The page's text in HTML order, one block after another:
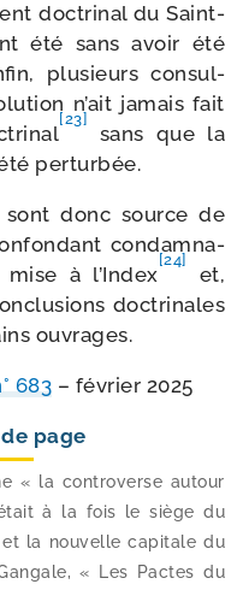
doc­tri­nal du Saint-​
été sans avoir été
plu­sieurs consul­
n’ait jamais fait
[23]
sans que la
perturbée.
donc source de
condam­na­
à l’Index
[24]
et,
doc­tri­nales
ouvrages.
683 – février 2025
page
« la contro­verse autour
à la fois le siège du
la nou­velle capi­tale du
« Les Pactes du